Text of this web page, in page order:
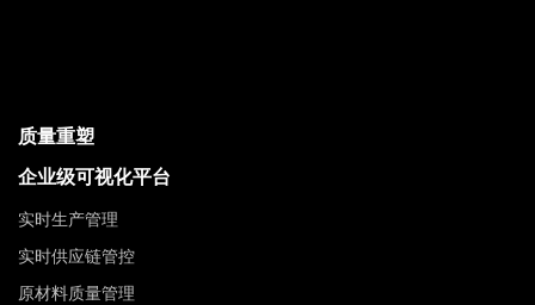
质量重塑
企业级可视化平台
实时生产管理
实时供应链管控
原材料质量管理